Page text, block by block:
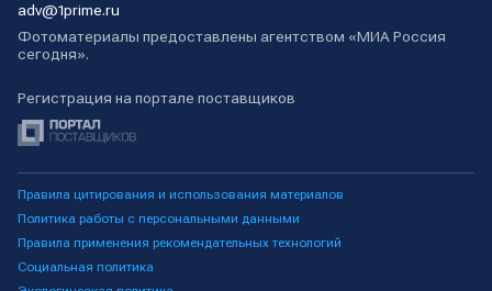
adv@1prime.ru
Фотоматериалы предоставлены агентством «МИА Россия
сегодня».
Регистрация на портале поставщиков
Правила цитирования и использования материалов
Политика работы с персональными данными
Правила применения рекомендательных технологий
Социальная политика